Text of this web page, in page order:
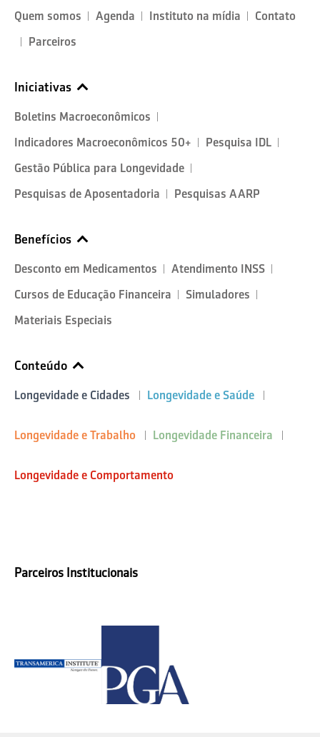
Quem somos Agenda Instituto na mídia
Contato
Parceiros
Iniciativas
Boletins Macroeconômicos
Indicadores Macroeconômicos 50+
Pesquisa IDL
Gestão Pública para Longevidade
Pesquisas de Aposentadoria
Pesquisas AARP
Benefícios
Desconto em Medicamentos
Atendimento INSS
Cursos de Educação Financeira
Simuladores
Materiais Especiais
Conteúdo
Longevidade e Cidades Longevidade e Saúde
Longevidade e Trabalho Longevidade Financeira
Longevidade e Comportamento
Parceiros Institucionais